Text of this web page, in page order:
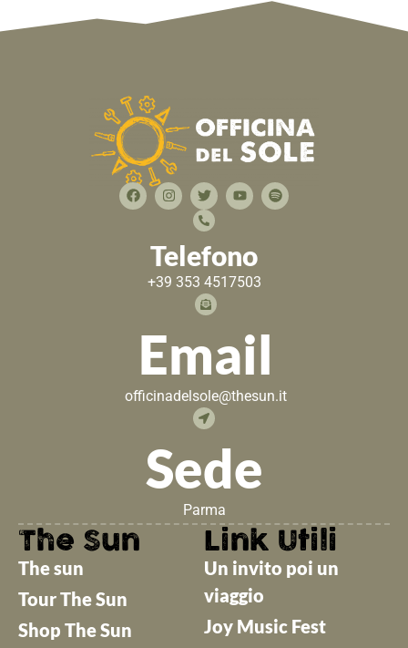
Telefono
+39 353 4517503
Email
officinadelsole@thesun.it
Sede
Parma
The Sun
The sun
Tour The Sun
Shop The Sun
Link Utili
Un invito poi un
viaggio
Joy Music Fest